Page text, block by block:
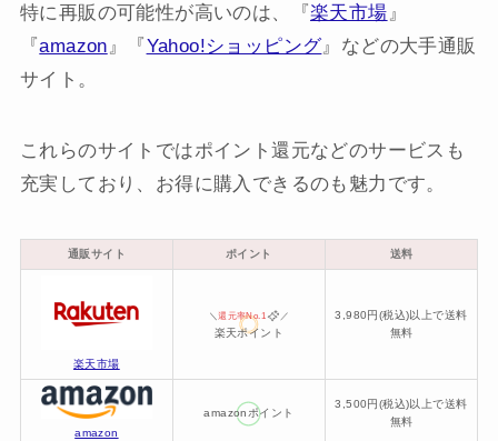
特に再販の可能性が高いのは、『楽天市場 』
『amazon 』『Yahoo!ショッピング』などの大手通販
サイト。
これらのサイトではポイント還元などのサービスも
充実しており、お得に購入できるのも魅力です。
通販サイト ポイント 送料
楽天市場
＼還元率No.1 ／
楽天ポイント
3,980円(税込)以上で送料
無料
amazon
amazonポイント
3,500円(税込)以上で送料
無料